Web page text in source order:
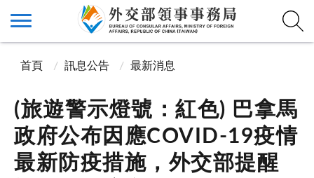
首頁 訊息公告 最新消息
(旅遊警示燈號：紅色) 巴拿馬
政府公布因應COVID-19疫情
最新防疫措施，外交部提醒